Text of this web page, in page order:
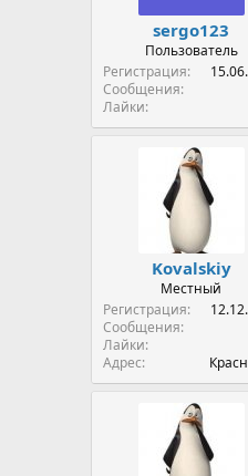
sergo123
Пользователь
Регистрация
Сообщения
Лайки
Kovalskiy
Местный
Регистрация
Сообщения
Лайки
Адрес